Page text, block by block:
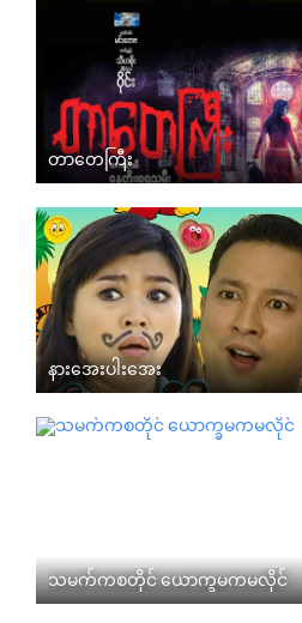
တာတေကြီး
နားအေးပါးအေး
သမက်ကစတိုင် ယောက္ခမကမလိုင်